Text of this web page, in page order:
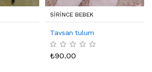
SIRINCE BEBEK
Tavsan tulum
₺90.00